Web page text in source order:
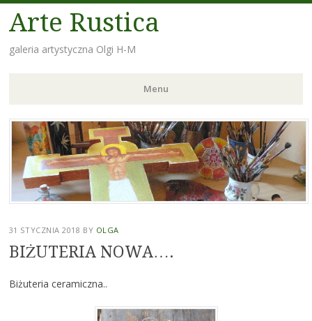
Arte Rustica
galeria artystyczna Olgi H-M
Menu
Skip
to
content
31 STYCZNIA 2018 BY OLGA
BIŻUTERIA NOWA….
Biżuteria ceramiczna..